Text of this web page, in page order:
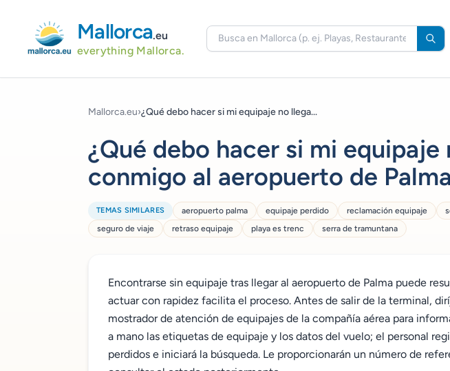
Mallorca.eu
everything Mallorca.
Mallorca.eu›¿Qué debo hacer si mi equipaje no llega...
¿Qué debo hacer si mi equipaje
conmigo al aeropuerto de
TEMAS SIMILARES aeropuerto palma equipaje perdido reclamación equipaje
seguro de viaje
retraso equipaje playa es trenc serra de tramuntana
Encontrarse sin equipaje tras llegar al aeropuerto de Palma puede
actuar con rapidez facilita el proceso. Antes de salir de la terminal,
mostrador de atención de equipajes de la compañía aérea para
a mano las etiquetas de equipaje y los datos del vuelo; el personal
perdidos e iniciará la búsqueda. Le proporcionarán un número de